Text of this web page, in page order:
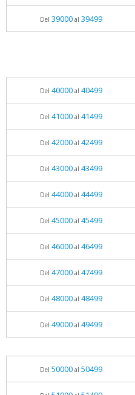
Del 39000al 39499
Del 40000al 40499
Del 41000al 41499
Del 42000al 42499
Del 43000al 43499
Del 44000al 44499
Del 45000al 45499
Del 46000al 46499
Del 47000al 47499
Del 48000al 48499
Del 49000al 49499
Del 50000al 50499